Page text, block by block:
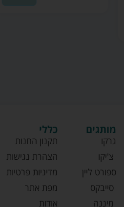
מותגים
גרקו
צ'יקו
ספורט ליין
סייבקס
מיננה
כללי
תקנון החנות
הצהרת נגישות
מדיניות פרטיות
מפת אתר
אודות